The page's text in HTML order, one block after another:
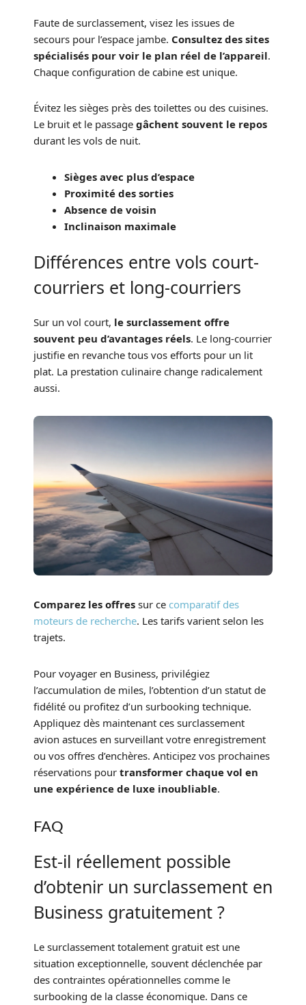
Faute de surclassement, visez les issues de
secours pour l’espace jambe. Consultez des sites
spécialisés pour voir le plan réel de l’appareil.
Chaque configuration de cabine est unique.
Évitez les sièges près des toilettes ou des cuisines.
Le bruit et le passage gâchent souvent le repos
durant les vols de nuit.
Sièges avec plus d’espace
Proximité des sorties
Absence de voisin
Inclinaison maximale
Différences entre vols court-
courriers et long-courriers
Sur un vol court, le surclassement offre
souvent peu d’avantages réels. Le long-courrier
justifie en revanche tous vos efforts pour un lit
plat. La prestation culinaire change radicalement
aussi.
Comparez les offressur ce comparatif des
moteurs de recherche. Les tarifs varient selon les
trajets.
Pour voyager en Business, privilégiez
l’accumulation de miles, l’obtention d’un statut de
fidélité ou profitez d’un surbooking technique.
Appliquez dès maintenant ces surclassement
avion astuces en surveillant votre enregistrement
ou vos offres d’enchères. Anticipez vos prochaines
réservations pour transformer chaque vol en
une expérience de luxe inoubliable.
FAQ
Est-il réellement possible
d’obtenir un surclassement en
Business gratuitement ?
Le surclassement totalement gratuit est une
situation exceptionnelle, souvent déclenchée par
des contraintes opérationnelles comme le
surbooking de la classe économique. Dans ce